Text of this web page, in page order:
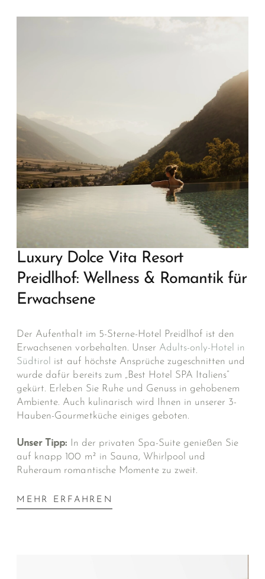
Luxury Dolce Vita Resort
Preidlhof: Wellness & Romantik für
Erwachsene
Der Aufenthalt im 5-Sterne-Hotel Preidlhof ist den
Erwachsenen vorbehalten. Unser Adults-only-Hotel in
Südtirol
ist auf höchste Ansprüche zugeschnitten und
wurde dafür bereits zum „Best Hotel SPA Italiens“
gekürt. Erleben Sie Ruhe und Genuss in gehobenem
Ambiente. Auch kulinarisch wird Ihnen in unserer 3-
Hauben-Gourmetküche einiges geboten.
Unser Tipp: In der privaten Spa-Suite genießen Sie
auf knapp 100 m² in Sauna, Whirlpool und
Ruheraum romantische Momente zu zweit.
MEHR ERFAHREN